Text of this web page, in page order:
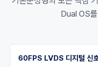
Dual OS
60FPS LVDS 디지털 신